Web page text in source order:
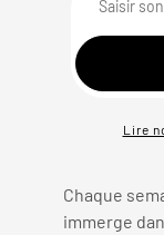
Lire
Chaque
immerge